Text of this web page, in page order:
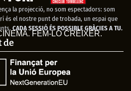
la projecció, no som espectadors: som
és el nostre punt de trobada, un espai que
CADA SESSIÓ ÉS POSSIBLE GRÀCIES A TU.
FEM-LO CRÉIXER.
de